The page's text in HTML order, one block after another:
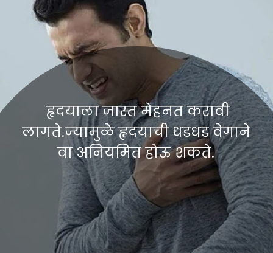
हृदयाला जास्त मेहनत करावी
लागते.ज्यामुळे हृदयाची धडधड वेगाने
वा अनियमित होऊ शकते.